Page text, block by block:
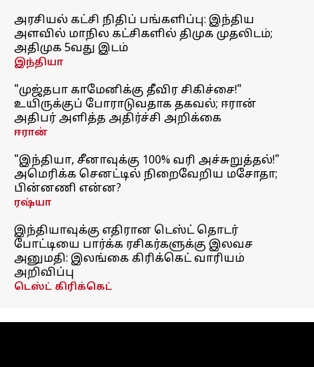
அரசியல் கட்சி நிதிப் பங்களிப்பு: இந்திய
அளவில் மாநில கட்சிகளில் திமுக முதலிடம்;
அதிமுக 5வது இடம்
இந்தியா
"முஜ்தபா காமேனிக்கு தீவிர சிகிச்சை!"
உயிருக்குப் போராடுவதாக தகவல்; ஈரான்
அதிபர் அளித்த அதிர்ச்சி அறிக்கை
ஈரான்
"இந்தியா, சீனாவுக்கு 100% வரி அச்சுறுத்தல்!"
அமெரிக்க செனட்டில் நிறைவேறிய மசோதா;
பின்னணி என்ன?
ரஷ்யா
இந்தியாவுக்கு எதிரான டெஸ்ட் தொடர்
போட்டியை பார்க்க ரசிகர்களுக்கு இலவச
அனுமதி: இலங்கை கிரிக்கெட் வாரியம்
அறிவிப்பு
டெஸ்ட் கிரிக்கெட்